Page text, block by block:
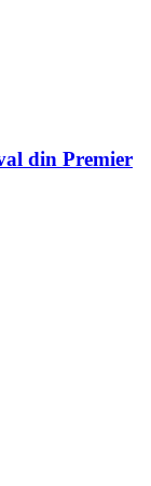
din Premier